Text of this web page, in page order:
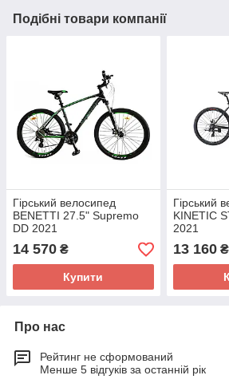
Подібні товари компанії
Гірський велосипед
BENETTI 27.5" Supremo
DD 2021
14 570 ₴
Купити
Гірський
KINETIC
2021
13 160₴
Про нас
Рейтинг не сформований
Менше 5 відгуків за останній рік